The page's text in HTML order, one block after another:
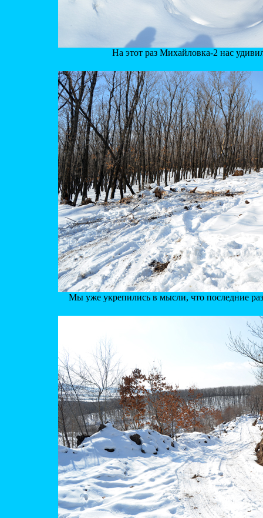
На этот раз Михайловка-2 нас
Мы уже укрепились в мысли, что последние